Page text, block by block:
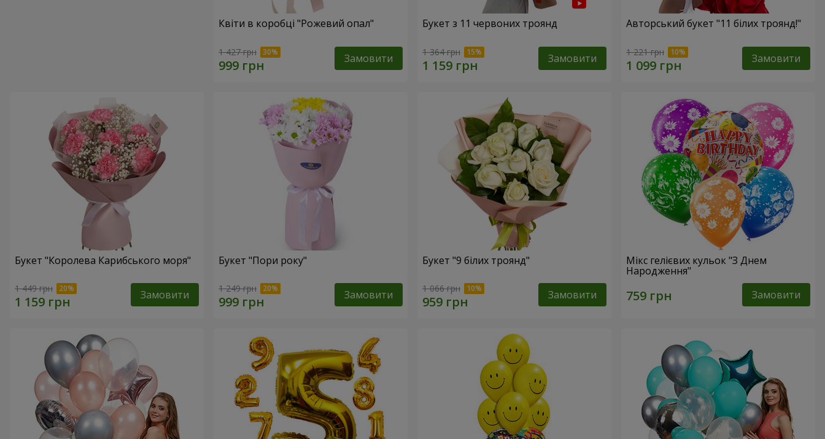
Квіти в коробці "Рожевий опал"
1 427 грн Замовити
Букет з 11 червоних троянд
1 364 грн Замовити
Авторський букет "11 білих троянд!"
1 221 грн Замовити
Букет "Королева Карибського моря"
1 449 грн Замовити
Букет "Пори року"
1 249 грн Замовити
Букет "9 білих троянд"
1 066 грн Замовити
Мікс гелієвих кульок "З Днем
Народження"
Замовити